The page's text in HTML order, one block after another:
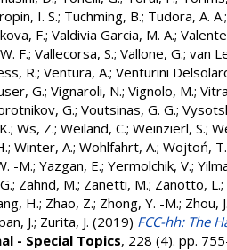
I. S.; Tuchming, B.; Tudora, A. A.
F.; Valdivia Garcia, M. A.;
F.; Vallecorsa, S.; Vallone, G.; van
R.; Ventura, A.; Venturini
G.; Vignaroli, N.; Vignolo, M.;
G.; Voutsinas, G. G.;
; Ws, Z.; Weiland, C.; Weinzierl, S.;
; Winter, A.; Wohlfahrt, A.; Wojtoń, T.
-M.; Yazgan, E.; Yermolchik, V.;
; Zahnd, M.; Zanetti, M.; Zanotto, L.;
H.; Zhao, Z.; Zhong, Y. -M.; Zhou,
J.; Zurita, J. (2019) FCC-hh: The
- Special Topics, 228 (4). pp.